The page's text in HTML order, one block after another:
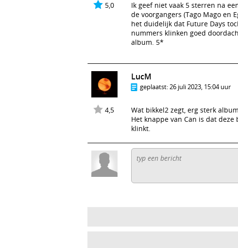
5,0
Ik geef niet vaak 5 sterren na
de voorgangers (Tago Mago en
het duidelijk dat Future Days
nummers klinken goed
album. 5*
4,5
LucM
geplaatst:26 juli 2023, 15:04 uur
Wat bikkel2 zegt, erg sterk
Het knappe van Can is dat
klinkt.